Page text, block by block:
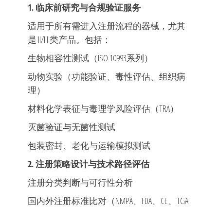
1. 临床前研究与合规验证服务
适用于所有需进入注册流程的器械，尤其
是 II/III 类产品。包括：
生物相容性测试（ISO 10993系列）
动物实验（功能验证、毒性评估、组织病
理）
材料化学表征与毒理学风险评估（TRA）
灭菌验证与无菌性测试
包装密封、老化与运输模拟测试
2. 注册策略设计与技术路径评估
注册分类判断与可行性分析
国内外注册标准比对（NMPA、FDA、CE、TGA